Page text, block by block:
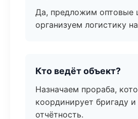
Да, предложим оптовые
организуем логистику
Кто ведёт объект?
Назначаем прораба,
координирует бригаду и
отчётность.